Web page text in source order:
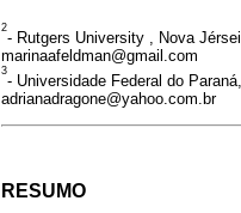
2
- Rutgers University , Nova
marinaafeldman@gmail.com
3
- Universidade Federal do
adrianadragone@yahoo.com.br
RESUMO